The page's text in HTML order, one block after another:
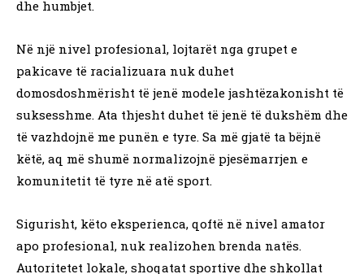
dhe humbjet.
Në një nivel profesional, lojtarët nga grupet e
pakicave të racializuara nuk duhet
domosdoshmërisht të jenë modele jashtëzakonisht të
suksesshme. Ata thjesht duhet të jenë të dukshëm dhe
të vazhdojnë me punën e tyre. Sa më gjatë ta bëjnë
këtë, aq më shumë normalizojnë pjesëmarrjen e
komunitetit të tyre në atë sport.
Sigurisht, këto eksperienca, qoftë në nivel amator
apo profesional, nuk realizohen brenda natës.
Autoritetet lokale, shoqatat sportive dhe shkollat ​​